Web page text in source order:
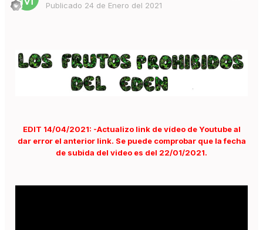
Publicado 24 de Enero del 2021
EDIT 14/04/2021: -Actualizo link de vídeo de Youtube al
dar error el anterior link. Se puede comprobar que la fecha
de subida del video es del 22/01/2021.